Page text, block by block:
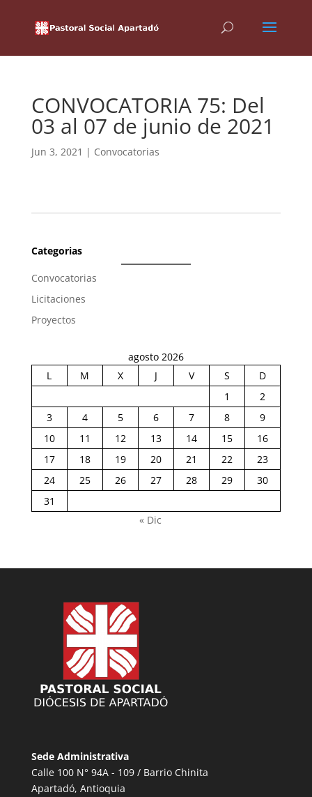
CONVOCATORIA 75: Del
03 al 07 de junio de 2021
Jun 3, 2021 | Convocatorias
Categorias
Convocatorias
Licitaciones
Proyectos
agosto 2026
L
M X J V S
D
1
2
3
4 5 6 7 8
9
10
11 12 13 14 15
16
17
18 19 20 21 22
23
24
25 26 27 28 29
30
31
« Dic
Sede Administrativa
Calle 100 N° 94A - 109 / Barrio Chinita
Apartadó, Antioquia